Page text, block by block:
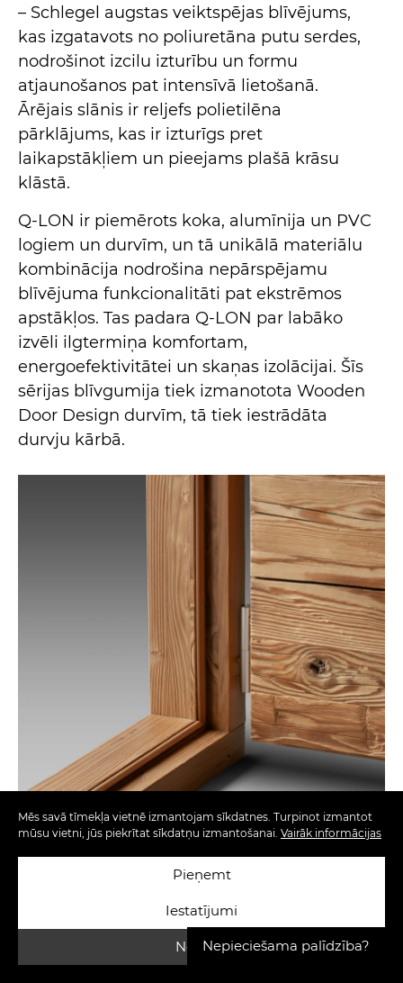
Mēs savā tīmekļa vietnē izmantojam sīkdatnes. Turpinot izmantot
mūsu vietni, jūs piekrītat sīkdatņu izmantošanai. Vairāk informācijas
Noraidīt
Iestatījumi
Pieņemt
– Schlegel augstas veiktspējas blīvējums,
kas izgatavots no poliuretāna putu serdes,
nodrošinot izcilu izturību un formu
atjaunošanos pat intensīvā lietošanā.
Ārējais slānis ir reljefs polietilēna
pārklājums, kas ir izturīgs pret
laikapstākļiem un pieejams plašā krāsu
klāstā.
Q-LON ir piemērots koka, alumīnija un PVC
logiem un durvīm, un tā unikālā materiālu
kombinācija nodrošina nepārspējamu
blīvējuma funkcionalitāti pat ekstrēmos
apstākļos. Tas padara Q-LON par labāko
izvēli ilgtermiņa komfortam,
energoefektivitātei un skaņas izolācijai. Šīs
sērijas blīvgumija tiek izmanotota Wooden
Door Design durvīm, tā tiek iestrādāta
durvju kārbā.
Nepieciešama palīdzība?